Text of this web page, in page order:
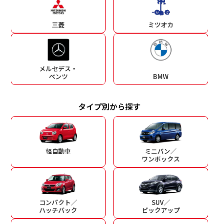
三菱 ミツオカ
メルセデス・
ベンツ
BMW
タイプ別から探す
軽自動車
ミニバン／
ワンボックス
コンパクト／
ハッチバック
SUV／
ピックアップ